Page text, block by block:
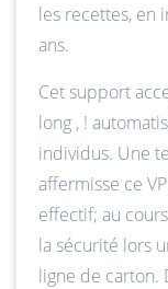
les recettes, en
ans.
Cet support
long , !
individus. Une
affermisse ce
effectif; au
la sécurité lors
ligne de carton.